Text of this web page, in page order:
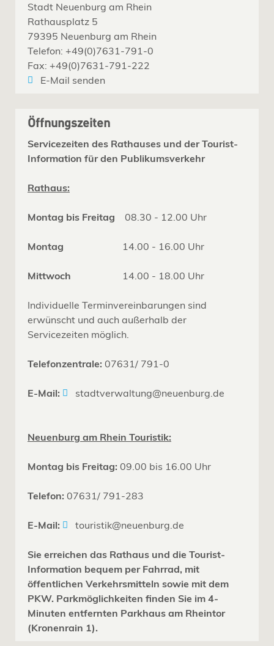
Stadt Neuenburg am Rhein
Rathausplatz 5
79395 Neuenburg am Rhein
Telefon: +49(0)7631-791-0
Fax: +49(0)7631-791-222
E-Mail senden
Öffnungszeiten
Servicezeiten des Rathauses und der Tourist-
Information für den Publikumsverkehr
Rathaus:
Montag bis Freitag 08.30 - 12.00 Uhr
Montag 14.00 - 16.00 Uhr
Mittwoch 14.00 - 18.00 Uhr
Individuelle Terminvereinbarungen sind
erwünscht und auch außerhalb der
Servicezeiten möglich.
Telefonzentrale: 07631/ 791-0
E-Mail: stadtverwaltung@neuenburg.de
Neuenburg am Rhein Touristik:
Montag bis Freitag: 09.00 bis 16.00 Uhr
Telefon: 07631/ 791-283
E-Mail: touristik@neuenburg.de
Sie erreichen das Rathaus und die Tourist-
Information bequem per Fahrrad, mit
öffentlichen Verkehrsmitteln sowie mit dem
PKW. Parkmöglichkeiten finden Sie im 4-
Minuten entfernten Parkhaus am Rheintor
(Kronenrain 1).